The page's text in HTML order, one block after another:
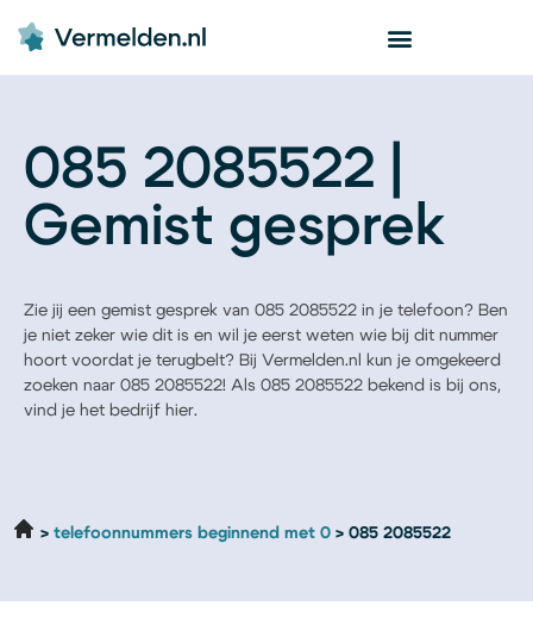
085 2085522 |
Gemist gesprek
Zie jij een gemist gesprek van 085 2085522 in je telefoon? Ben
je niet zeker wie dit is en wil je eerst weten wie bij dit nummer
hoort voordat je terugbelt? Bij Vermelden.nl kun je omgekeerd
zoeken naar 085 2085522! Als 085 2085522 bekend is bij ons,
vind je het bedrijf hier.
telefoonnummers beginnend met 0 085 2085522